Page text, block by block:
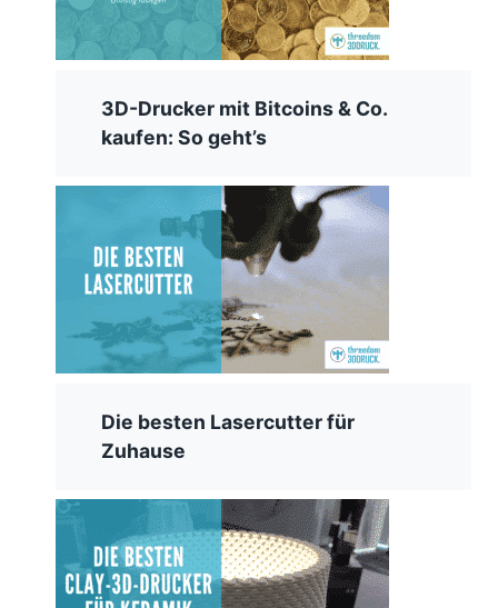
3D-Drucker mit Bitcoins & Co.
kaufen: So geht’s
Die besten Lasercutter für
Zuhause